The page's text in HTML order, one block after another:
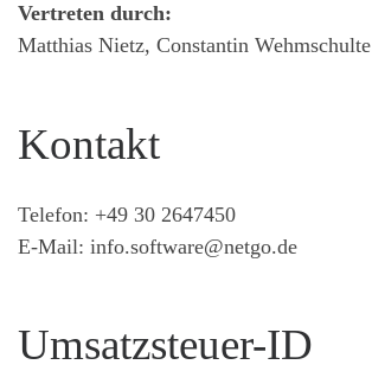
Vertreten durch:
Matthias Nietz, Constantin Wehmschulte
Kontakt
Telefon: +49 30 2647450
E-Mail: info.software@netgo.de
Umsatzsteuer-ID